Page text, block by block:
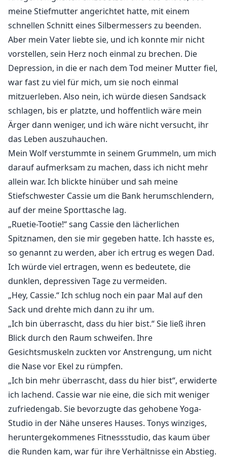
Nordamerikas, damit beauftragt, Krieger auszubilden,
um der Bedrohung durch die Streuner
entgegenzuwirken. Als sich ihre Wege endlich
kreuzen, ist Travis schockiert zu erfahren, dass Rue,
die ihm versprochen war, bereits Mutter ist.
Geplagt von einer vergangenen Liebe, kämpft Travis
mit widersprüchlichen Gefühlen, während er seine
wachsende Verbindung zu der widerstandsfähigen
und unabhängigen Rue navigiert. Wird Rue ihre
Vergangenheit überwinden, um eine neue Zukunft zu
umarmen? Welche Entscheidungen werden sie in einer
Werwolfwelt treffen, in der Leidenschaft und Pflicht in
einem Strudel des Schicksals aufeinanderprallen?
meine Stiefmutter angerichtet hatte, mit einem
schnellen Schnitt eines Silbermessers zu beenden.
Aber mein Vater liebte sie, und ich konnte mir nicht
vorstellen, sein Herz noch einmal zu brechen. Die
Depression, in die er nach dem Tod meiner Mutter fiel,
war fast zu viel für mich, um sie noch einmal
mitzuerleben. Also nein, ich würde diesen Sandsack
schlagen, bis er platzte, und hoffentlich wäre mein
Ärger dann weniger, und ich wäre nicht versucht, ihr
das Leben auszuhauchen.
Mein Wolf verstummte in seinem Grummeln, um mich
darauf aufmerksam zu machen, dass ich nicht mehr
allein war. Ich blickte hinüber und sah meine
Stiefschwester Cassie um die Bank herumschlendern,
auf der meine Sporttasche lag.
„Ruetie-Tootie!“ sang Cassie den lächerlichen
Spitznamen, den sie mir gegeben hatte. Ich hasste es,
so genannt zu werden, aber ich ertrug es wegen Dad.
Ich würde viel ertragen, wenn es bedeutete, die
dunklen, depressiven Tage zu vermeiden.
„Hey, Cassie.“ Ich schlug noch ein paar Mal auf den
Sack und drehte mich dann zu ihr um.
„Ich bin überrascht, dass du hier bist.“ Sie ließ ihren
Blick durch den Raum schweifen. Ihre
Gesichtsmuskeln zuckten vor Anstrengung, um nicht
die Nase vor Ekel zu rümpfen.
„Ich bin mehr überrascht, dass du hier bist“, erwiderte
ich lachend. Cassie war nie eine, die sich mit weniger
zufriedengab. Sie bevorzugte das gehobene Yoga-
Studio in der Nähe unseres Hauses. Tonys winziges,
heruntergekommenes Fitnessstudio, das kaum über
die Runden kam, war für ihre Verhältnisse ein Abstieg.